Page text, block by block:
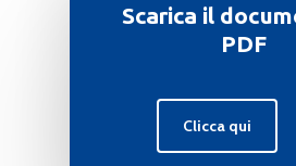
Scarica il
PDF
Clicca qui